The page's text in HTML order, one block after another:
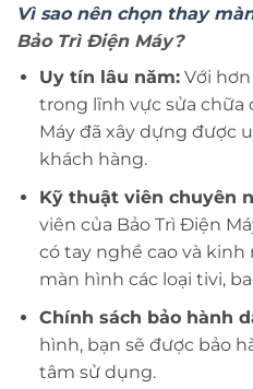
Vì sao nên chọn thay
Bảo Trì Điện Máy?
Uy tín lâu năm:Với hơn
trong lĩnh vực sửa chữa
Máy đã xây dựng được
khách hàng.
Kỹ thuật viên chuyên
viên của Bảo Trì Điện
có tay nghề cao và
màn hình các loại tivi,
Chính sách bảo hành
hình, bạn sẽ được bảo
tâm sử dụng.